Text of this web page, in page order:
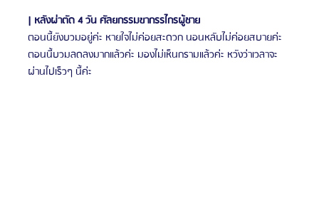
| หลังผ่าตัด 4 วัน ศัลยกรรมขากรรไกรผู้ชาย
ตอนนี้ยังบวมอยู่ค่ะ หายใจไม่ค่อยสะดวก นอนหลับไม่ค่อยสบายค่ะ
ตอนนี้บวมลดลงมากแล้วค่ะ มองไม่เห็นกรามแล้วค่ะ หวังว่าเวลาจะ
ผ่านไปเร็วๆ นี้ค่ะ